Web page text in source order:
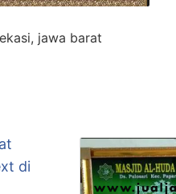
jawa barat
di